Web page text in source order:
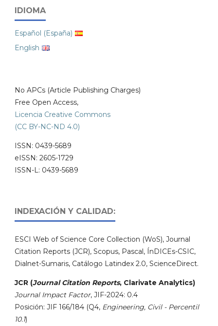
IDIOMA
Español (España)
English
No APCs (Article Publishing Charges)
Free Open Access,
Licencia Creative Commons
(CC BY-NC-ND 4.0)
ISSN: 0439-5689
eISSN: 2605-1729
ISSN-L: 0439-5689
INDEXACIÓN Y CALIDAD:
ESCI Web of Science Core Collection (WoS), Journal
Citation Reports (JCR), Scopus, Pascal, ÍnDICEs-CSIC,
Dialnet-Sumaris, Catálogo Latindex 2.0, ScienceDirect.
JCR (Journal Citation Reports, Clarivate Analytics)
Journal Impact Factor, JIF-2024: 0.4
Posición: JIF 166/184 (Q4, Engineering, Civil - Percentil
10.1)